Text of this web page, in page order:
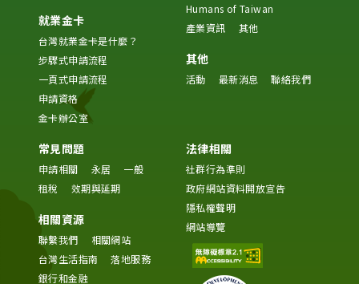
就業金卡
台灣就業金卡是什麼？
步驟式申請流程
一頁式申請流程
申請資格
金卡辦公室
Humans of Taiwan
產業資訊
其他
其他
活動 最新消息 聯絡我們
常見問題
申請相關 永居
一般
租稅
效期與延期
相關資源
聯繫我們
相關網站
台灣生活指南
落地服務
銀行和金融
法律相關
社群行為準則
政府網站資料開放宣告
隱私權聲明
網站導覽